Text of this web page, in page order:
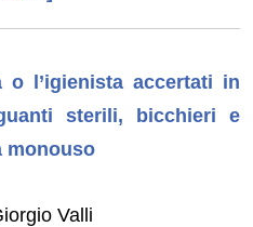
l’igienista accertati in
sterili, bicchieri e
monouso
Valli